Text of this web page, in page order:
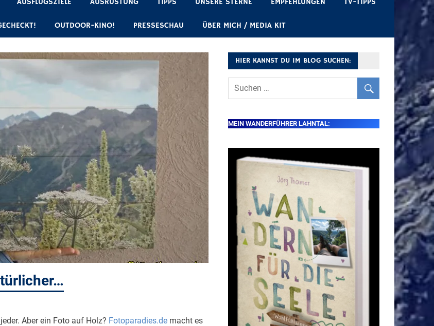
OUTDOOR-KINO! PRESSESCHAU ÜBER MICH / MEDIA KIT
Aber ein Foto auf Holz? Fotoparadies.demacht es
HIER KANNST DU IM BLOG SUCHEN:
MEIN WANDERFÜHRER LAHNTAL: